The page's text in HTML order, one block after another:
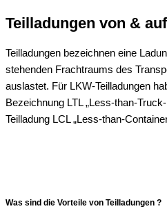
Teilladungen von & auf
Teilladungen bezeichnen eine
stehenden Frachtraums des
auslastet. Für LKW-Teilladungen
Bezeichnung LTL „Less-than-
Teilladung LCL „Less-than-
Was sind die Vorteile von Teilladungen ?